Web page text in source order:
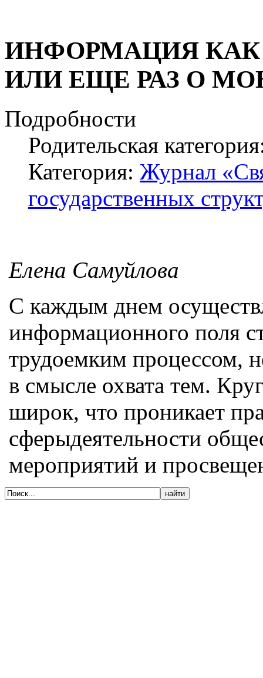
ИНФОРМАЦИЯ КАК
ИЛИ ЕЩЕ РАЗ О
Подробности
Родительская
Категория: Журнал
государственных
Елена Самуйлова
С каждым днем
информационного поля
трудоемким процессом,
в смысле охвата тем.
широк, что проникает
сферыдеятельности
мероприятий и